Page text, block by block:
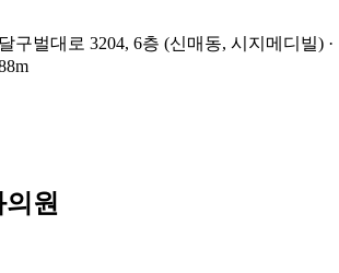
구벌대로 3204, 6층 (신매동, 시지메디빌) ·
원